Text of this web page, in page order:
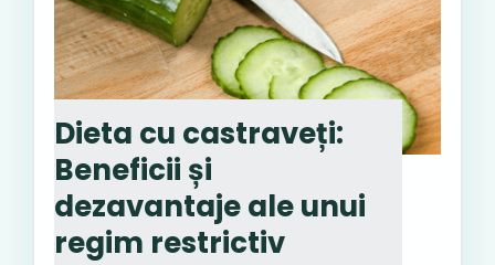
Dieta cu castraveți:
Beneficii și
dezavantaje ale unui
regim restrictiv